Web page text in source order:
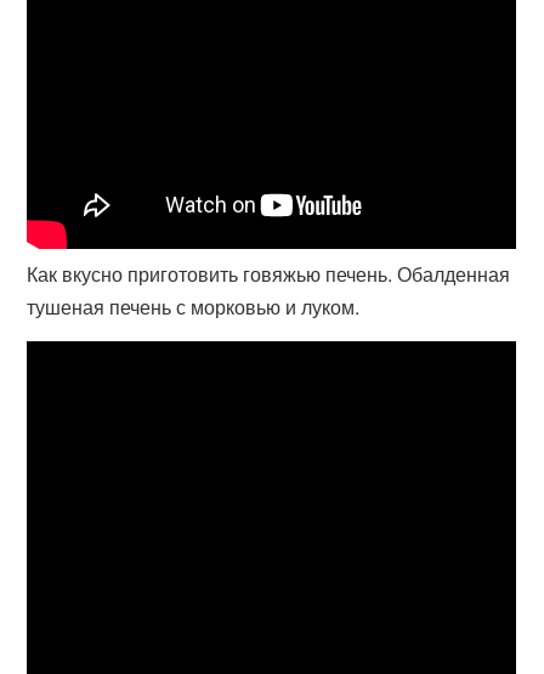
Как вкусно приготовить говяжью печень. Обалденная
тушеная печень с морковью и луком.